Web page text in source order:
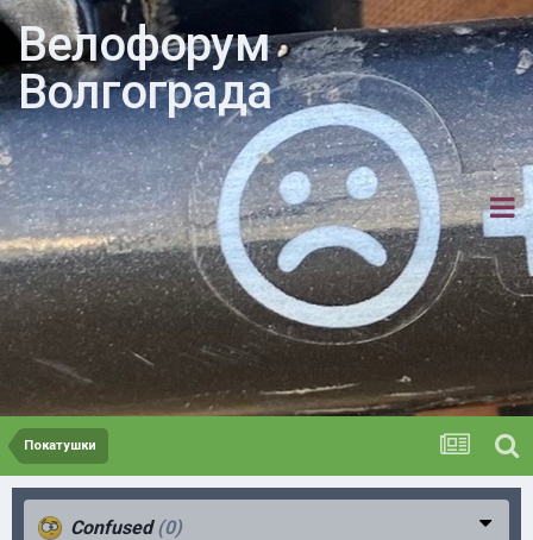
Велофорум
Волгограда
Покатушки
Confused(0)